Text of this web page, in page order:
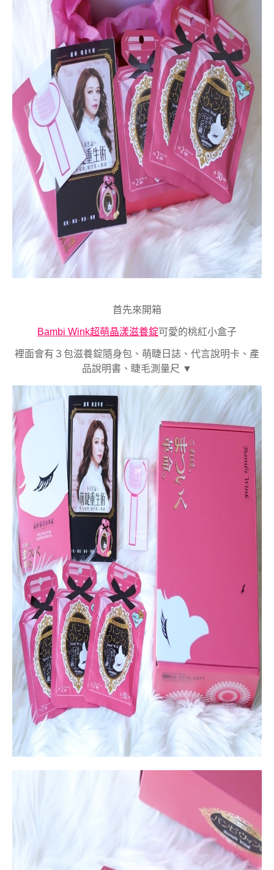
首先來開箱
Bambi Wink超萌晶漾滋養錠可愛的桃紅小盒子
裡面會有３包滋養錠隨身包、萌睫日誌、代言說明卡、產
品說明書、睫毛測量尺 ▼